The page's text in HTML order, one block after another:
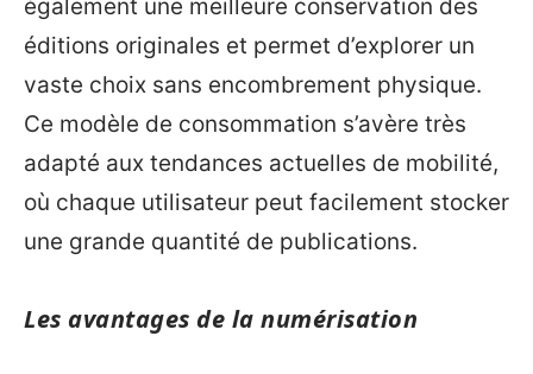
également une meilleure conservation des
éditions originales et permet d’explorer un
vaste choix sans encombrement physique.
Ce modèle de consommation s’avère très
adapté aux tendances actuelles de mobilité,
où chaque utilisateur peut facilement stocker
une grande quantité de publications.
Les avantages de la numérisation